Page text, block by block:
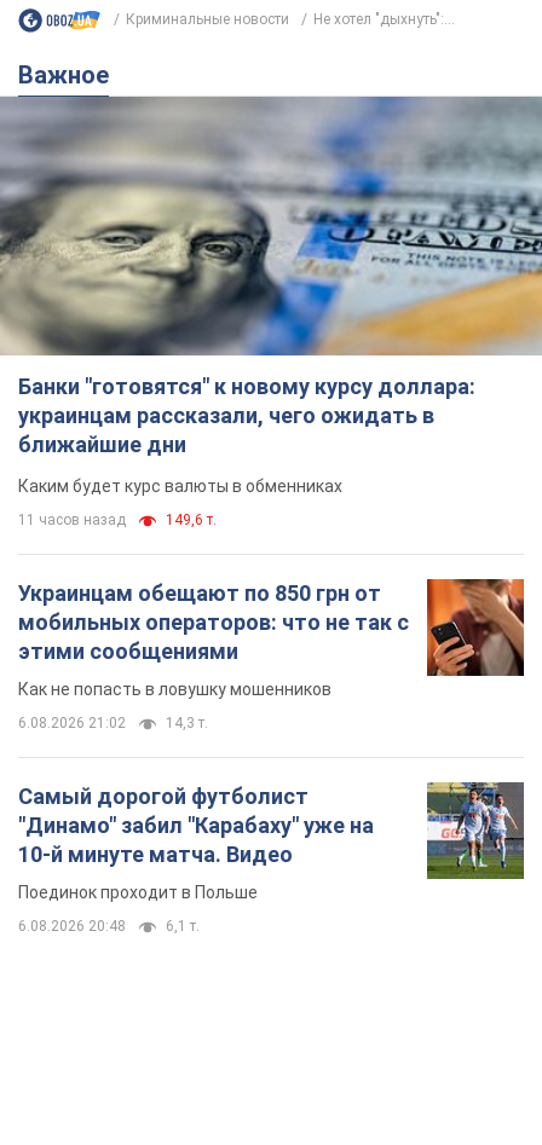
Криминальные новости Не хотел "дыхнуть":...
Важное
Банки "готовятся" к новому курсу доллара:
украинцам рассказали, чего ожидать в
ближайшие дни
Каким будет курс валюты в обменниках
11 часов назад 149,6 т.
Украинцам обещают по 850 грн от
мобильных операторов: что не так с
этими сообщениями
Как не попасть в ловушку мошенников
6.08.2026 21:02 14,3 т.
Самый дорогой футболист
"Динамо" забил "Карабаху" уже на
10-й минуте матча. Видео
Поединок проходит в Польше
6.08.2026 20:48 6,1 т.